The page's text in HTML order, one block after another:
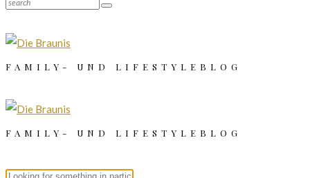
FAMILY- UND LIFESTYLEBLOG
FAMILY- UND LIFESTYLEBLOG